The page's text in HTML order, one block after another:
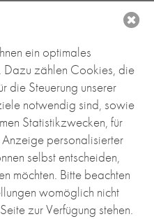
ein optimales
zählen Cookies, die
die Steuerung unserer
notwendig sind, sowie
Statistikzwecken, für
personalisierter
selbst entscheiden,
möchten. Bitte beachten
womöglich nicht
zur Verfügung stehen.